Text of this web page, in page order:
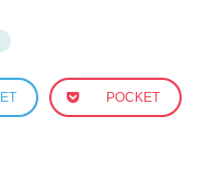
POCKET